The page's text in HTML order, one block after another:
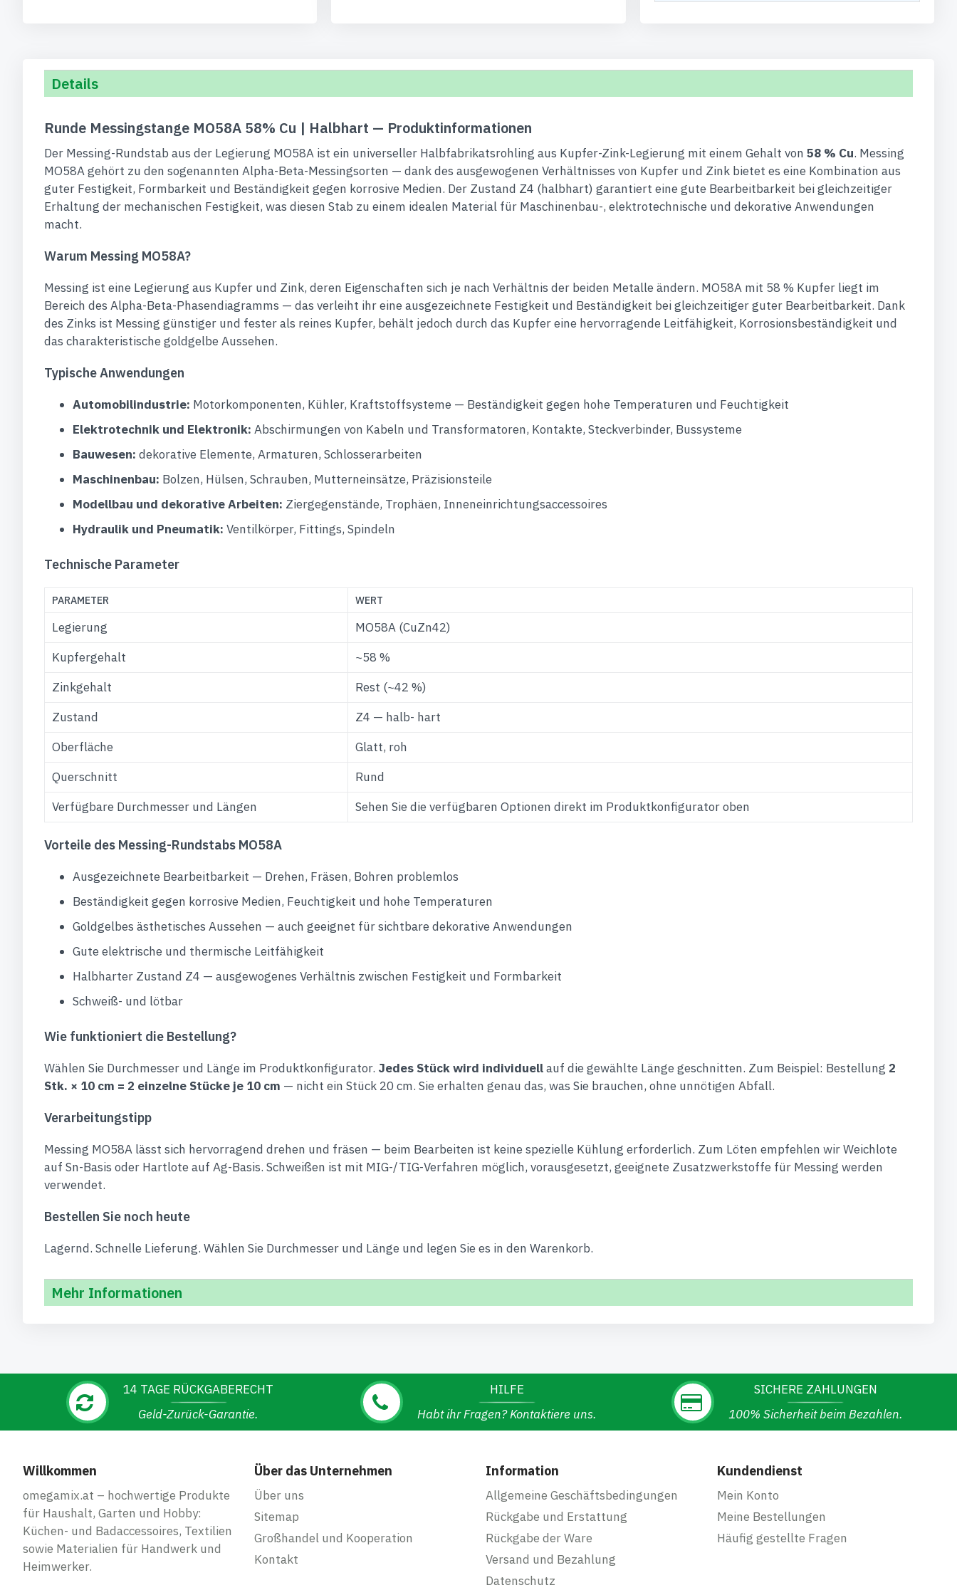
Details
Runde Messingstange MO58A 58% Cu | Halbhart — Produktinformationen
Der Messing-Rundstab aus der Legierung MO58A ist ein universeller Halbfabrikatsrohling aus Kupfer-Zink-Legierung mit einem Gehalt von 58 % Cu. Messing
MO58A gehört zu den sogenannten Alpha-Beta-Messingsorten — dank des ausgewogenen Verhältnisses von Kupfer und Zink bietet es eine Kombination aus
guter Festigkeit, Formbarkeit und Beständigkeit gegen korrosive Medien. Der Zustand Z4 (halbhart) garantiert eine gute Bearbeitbarkeit bei gleichzeitiger
Erhaltung der mechanischen Festigkeit, was diesen Stab zu einem idealen Material für Maschinenbau-, elektrotechnische und dekorative Anwendungen
macht.
Warum Messing MO58A?
Messing ist eine Legierung aus Kupfer und Zink, deren Eigenschaften sich je nach Verhältnis der beiden Metalle ändern. MO58A mit 58 % Kupfer liegt im
Bereich des Alpha-Beta-Phasendiagramms — das verleiht ihr eine ausgezeichnete Festigkeit und Beständigkeit bei gleichzeitiger guter Bearbeitbarkeit. Dank
des Zinks ist Messing günstiger und fester als reines Kupfer, behält jedoch durch das Kupfer eine hervorragende Leitfähigkeit, Korrosionsbeständigkeit und
das charakteristische goldgelbe Aussehen.
Typische Anwendungen
Automobilindustrie: Motorkomponenten, Kühler, Kraftstoffsysteme — Beständigkeit gegen hohe Temperaturen und Feuchtigkeit
Elektrotechnik und Elektronik: Abschirmungen von Kabeln und Transformatoren, Kontakte, Steckverbinder, Bussysteme
Bauwesen: dekorative Elemente, Armaturen, Schlosserarbeiten
Maschinenbau: Bolzen, Hülsen, Schrauben, Mutterneinsätze, Präzisionsteile
Modellbau und dekorative Arbeiten: Ziergegenstände, Trophäen, Inneneinrichtungsaccessoires
Hydraulik und Pneumatik: Ventilkörper, Fittings, Spindeln
Technische Parameter
PARAMETER WERT
Legierung
MO58A (CuZn42)
Kupfergehalt
~58 %
Zinkgehalt
Rest (~42 %)
Zustand
Z4 — halb- hart
Oberfläche
Glatt, roh
Querschnitt
Rund
Verfügbare Durchmesser und Längen
Sehen Sie die verfügbaren Optionen direkt im Produktkonfigurator oben
Vorteile des Messing-Rundstabs MO58A
Ausgezeichnete Bearbeitbarkeit — Drehen, Fräsen, Bohren problemlos
Beständigkeit gegen korrosive Medien, Feuchtigkeit und hohe Temperaturen
Goldgelbes ästhetisches Aussehen — auch geeignet für sichtbare dekorative Anwendungen
Gute elektrische und thermische Leitfähigkeit
Halbharter Zustand Z4 — ausgewogenes Verhältnis zwischen Festigkeit und Formbarkeit
Schweiß- und lötbar
Wie funktioniert die Bestellung?
Wählen Sie Durchmesser und Länge im Produktkonfigurator. Jedes Stück wird individuellauf die gewählte Länge geschnitten. Zum Beispiel: Bestellung 2
Stk. × 10 cm = 2 einzelne Stücke je 10 cm — nicht ein Stück 20 cm. Sie erhalten genau das, was Sie brauchen, ohne unnötigen Abfall.
Verarbeitungstipp
Messing MO58A lässt sich hervorragend drehen und fräsen — beim Bearbeiten ist keine spezielle Kühlung erforderlich. Zum Löten empfehlen wir Weichlote
auf Sn-Basis oder Hartlote auf Ag-Basis. Schweißen ist mit MIG-/TIG-Verfahren möglich, vorausgesetzt, geeignete Zusatzwerkstoffe für Messing werden
verwendet.
Bestellen Sie noch heute
Lagernd. Schnelle Lieferung. Wählen Sie Durchmesser und Länge und legen Sie es in den Warenkorb.
Mehr Informationen
14 TAGE RÜCKGABERECHT
Geld-Zurück-Garantie.
HILFE
Habt ihr Fragen? Kontaktiere uns.
SICHERE ZAHLUNGEN
100% Sicherheit beim Bezahlen.
Willkommen
omegamix.at – hochwertige Produkte
für Haushalt, Garten und Hobby:
Küchen- und Badaccessoires, Textilien
sowie Materialien für Handwerk und
Heimwerker.
Über das Unternehmen
Über uns
Sitemap
Großhandel und Kooperation
Kontakt
Information
Allgemeine Geschäftsbedingungen
Rückgabe und Erstattung
Rückgabe der Ware
Versand und Bezahlung
Datenschutz
Kundendienst
Mein Konto
Meine Bestellungen
Häufig gestellte Fragen